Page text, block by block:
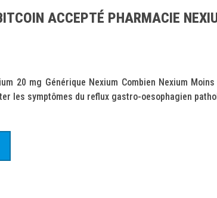
ACCEPTÉ PHARMACIE
20 mg Générique Nexium Combien Nexium
les symptômes du reflux gastro-oesophagien